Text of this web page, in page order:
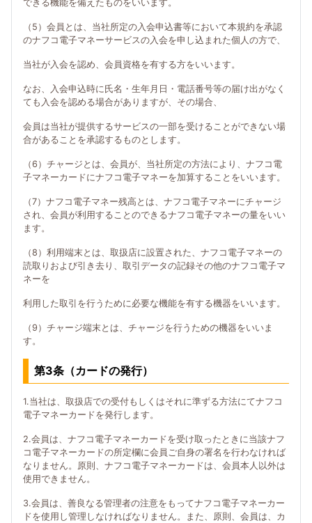
できる機能を備えたものをいいます。
（5）会員とは、当社所定の入会申込書等において本規約を承認
のナフコ電子マネーサービスの入会を申し込まれた個人の方で、
当社が入会を認め、会員資格を有する方をいいます。
なお、入会申込時に氏名・生年月日・電話番号等の届け出がなく
ても入会を認める場合がありますが、その場合、
会員は当社が提供するサービスの一部を受けることができない場
合があることを承認するものとします。
（6）チャージとは、会員が、当社所定の方法により、ナフコ電
子マネーカードにナフコ電子マネーを加算することをいいます。
（7）ナフコ電子マネー残高とは、ナフコ電子マネーにチャージ
され、会員が利用することのできるナフコ電子マネーの量をいい
ます。
（8）利用端末とは、取扱店に設置された、ナフコ電子マネーの
読取りおよび引き去り、取引データの記録その他のナフコ電子マ
ネーを
利用した取引を行うために必要な機能を有する機器をいいます。
（9）チャージ端末とは、チャージを行うための機器をいいま
す。
第3条（カードの発行）
1.当社は、取扱店での受付もしくはそれに準ずる方法にてナフコ
電子マネーカードを発行します。
2.会員は、ナフコ電子マネーカードを受け取ったときに当該ナフ
コ電子マネーカードの所定欄に会員ご自身の署名を行わなければ
なりません。原則、ナフコ電子マネーカードは、会員本人以外は
使用できません。
3.会員は、善良なる管理者の注意をもってナフコ電子マネーカー
ドを使用し管理しなければなりません。また、原則、会員は、カ